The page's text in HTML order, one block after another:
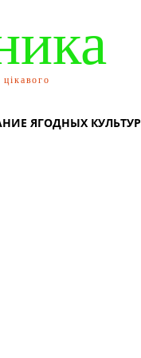
ЯГОДНЫХ КУЛЬТУР